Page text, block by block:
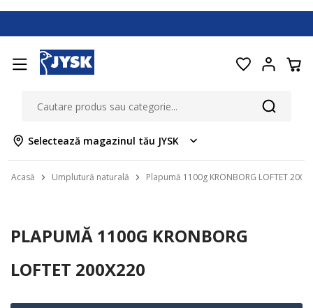
Selectează magazinul tău JYSK
Acasă Umplutură naturală Plapumă 1100g KRONBORG LOFTET
PLAPUMĂ 1100G KRONBORG
LOFTET 200X220